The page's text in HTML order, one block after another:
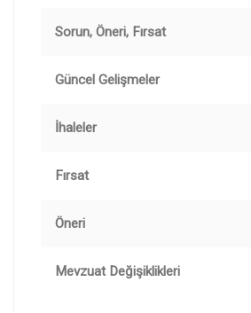
Sorun, Öneri, Fırsat
Güncel Gelişmeler
İhaleler
Fırsat
Öneri
Mevzuat Değişiklikleri